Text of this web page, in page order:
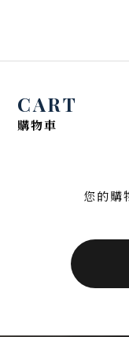
CART
購物車
您的購